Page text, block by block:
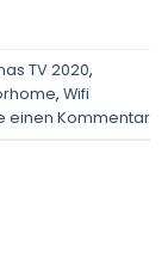
TV 2020,
, Wifi
einen Kommentar